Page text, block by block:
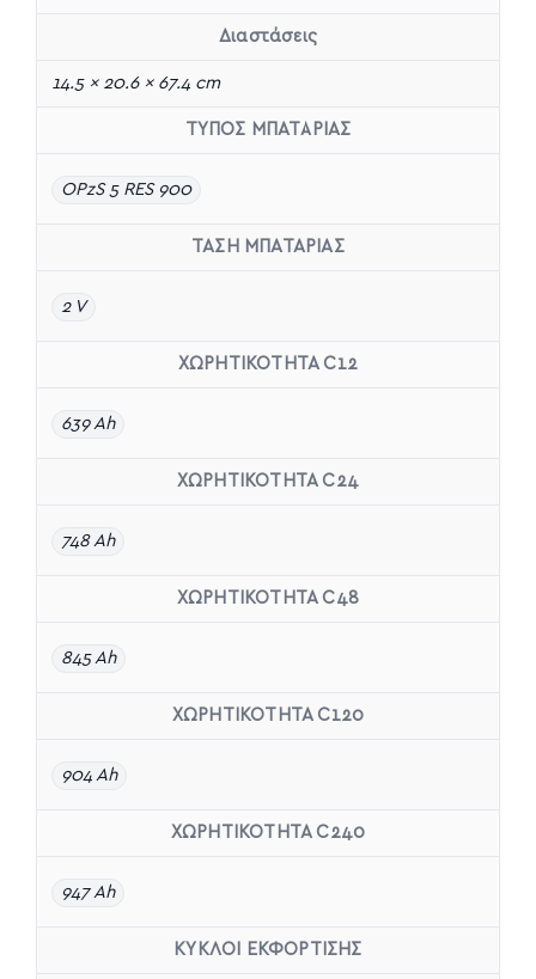
Διαστάσεις
14.5 × 20.6 × 67.4 cm
ΤΥΠΟΣ ΜΠΑΤΑΡΙΑΣ
OPzS 5 RES 900
ΤΑΣΗ ΜΠΑΤΑΡΙΑΣ
2 V
ΧΩΡΗΤΙΚΟΤΗΤΑ C12
639 Ah
ΧΩΡΗΤΙΚΟΤΗΤΑ C24
748 Ah
ΧΩΡΗΤΙΚΟΤΗΤΑ C48
845 Ah
ΧΩΡΗΤΙΚΟΤΗΤΑ C120
904 Ah
ΧΩΡΗΤΙΚΟΤΗΤΑ C240
947 Ah
ΚΥΚΛΟΙ ΕΚΦΟΡΤΙΣΗΣ